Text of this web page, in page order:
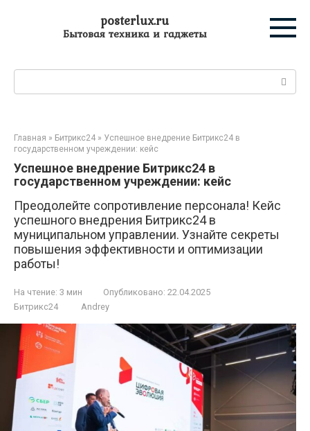
posterlux.ru
Бытовая техника и гаджеты
Главная » Битрикс24 » Успешное внедрение Битрикс24 в
государственном учреждении: кейс
Успешное внедрение Битрикс24 в
государственном учреждении: кейс
Преодолейте сопротивление персонала! Кейс
успешного внедрения Битрикс24 в
муниципальном управлении. Узнайте секреты
повышения эффективности и оптимизации
работы!
На чтение: 3 мин Опубликовано: 22.04.2025
Битрикс24
Andrey